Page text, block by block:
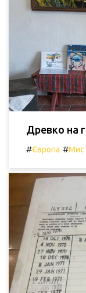
Древко на
#Європа #